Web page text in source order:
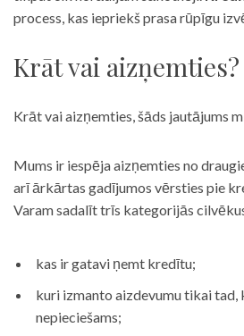
process, kas iepriekš prasa rūpīgu
Krāt vai aizņemties?
Krāt vai aizņemties, šāds jautājums
Mums ir iespēja aizņemties no
arī ārkārtas gadījumos vērsties pie
Varam sadalīt trīs kategorijās
kas ir gatavi ņemt kredītu;
kuri izmanto aizdevumu tikai tad,
nepieciešams;